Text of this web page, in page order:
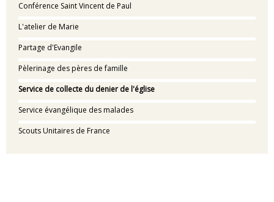
Conférence Saint Vincent de Paul
L'atelier de Marie
Partage d'Evangile
Pèlerinage des pères de famille
Service de collecte du denier de l'église
Service évangélique des malades
Scouts Unitaires de France